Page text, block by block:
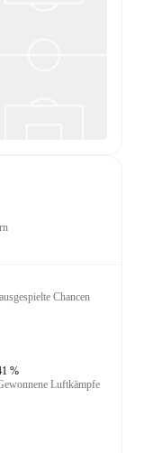
Chancen
Luftkämpfe
%